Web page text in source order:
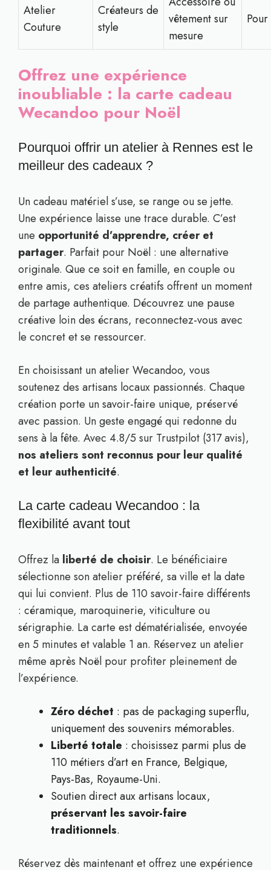
Atelier
Couture
Créateurs de
style
vêtement sur
mesure
Offrez une expérience
inoubliable : la carte cadeau
Wecandoo pour Noël
Pourquoi offrir un atelier à Rennes est le
meilleur des cadeaux ?
Un cadeau matériel s’use, se range ou se jette.
Une expérience laisse une trace durable. C’est
une opportunité d’apprendre, créer et
partager. Parfait pour Noël : une alternative
originale. Que ce soit en famille, en couple ou
entre amis, ces ateliers créatifs offrent un moment
de partage authentique. Découvrez une pause
créative loin des écrans, reconnectez-vous avec
le concret et se ressourcer.
En choisissant un atelier Wecandoo, vous
soutenez des artisans locaux passionnés. Chaque
création porte un savoir-faire unique, préservé
avec passion. Un geste engagé qui redonne du
sens à la fête. Avec 4.8/5 sur Trustpilot (317 avis),
nos ateliers sont reconnus pour leur qualité
et leur authenticité.
La carte cadeau Wecandoo : la
flexibilité avant tout
Offrez la liberté de choisir. Le bénéficiaire
sélectionne son atelier préféré, sa ville et la date
qui lui convient. Plus de 110 savoir-faire différents
: céramique, maroquinerie, viticulture ou
sérigraphie. La carte est dématérialisée, envoyée
en 5 minutes et valable 1 an. Réservez un atelier
même après Noël pour profiter pleinement de
l’expérience.
Zéro déchet : pas de packaging superflu,
uniquement des souvenirs mémorables.
Liberté totale : choisissez parmi plus de
110 métiers d’art en France, Belgique,
Pays-Bas, Royaume-Uni.
Soutien direct aux artisans locaux,
préservant les savoir-faire
traditionnels.
Réservez dès maintenant et offrez une expérience